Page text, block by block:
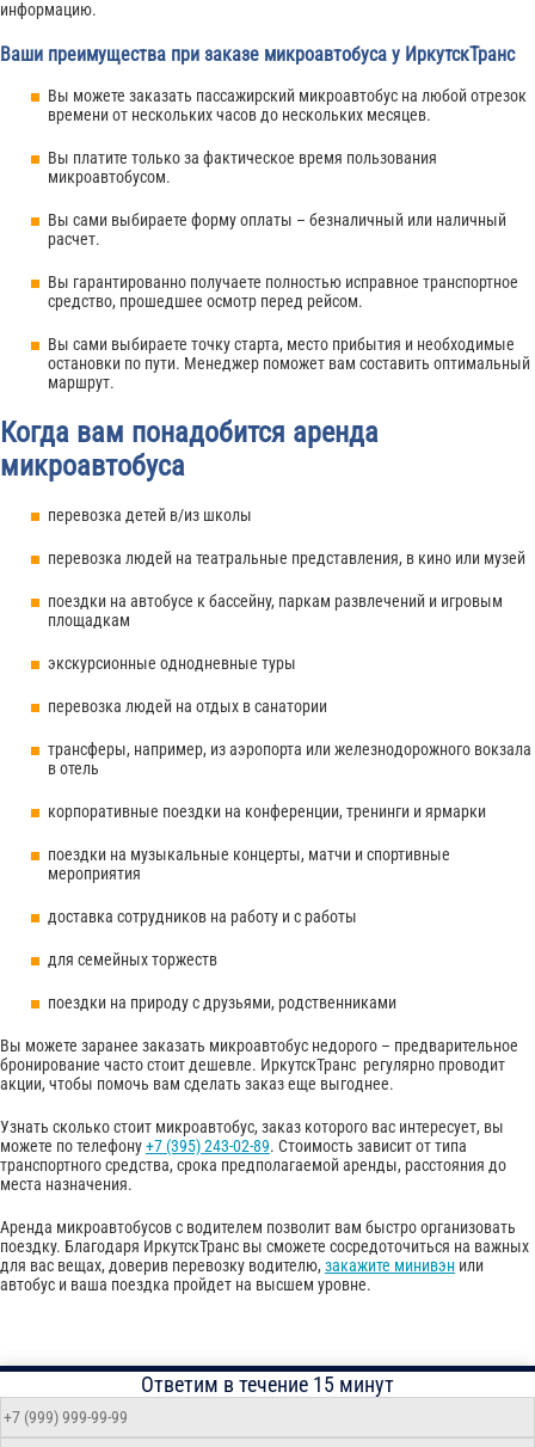
информацию.
Ваши преимущества при заказе микроавтобуса у ИркутскТранс
Вы можете заказать пассажирский микроавтобус на любой отрезок
времени от нескольких часов до нескольких месяцев.
Вы платите только за фактическое время пользования
микроавтобусом.
Вы сами выбираете форму оплаты – безналичный или наличный
расчет.
Вы гарантированно получаете полностью исправное транспортное
средство, прошедшее осмотр перед рейсом.
Вы сами выбираете точку старта, место прибытия и необходимые
остановки по пути. Менеджер поможет вам составить оптимальный
маршрут.
Когда вам понадобится аренда
микроавтобуса
перевозка детей в/из школы
перевозка людей на театральные представления, в кино или музей
поездки на автобусе к бассейну, паркам развлечений и игровым
площадкам
экскурсионные однодневные туры
перевозка людей на отдых в санатории
трансферы, например, из аэропорта или железнодорожного вокзала
в отель
корпоративные поездки на конференции, тренинги и ярмарки
поездки на музыкальные концерты, матчи и спортивные
мероприятия
доставка сотрудников на работу и с работы
для семейных торжеств
поездки на природу с друзьями, родственниками
Вы можете заранее заказать микроавтобус недорого – предварительное
бронирование часто стоит дешевле. ИркутскТранс регулярно проводит
акции, чтобы помочь вам сделать заказ еще выгоднее.
Узнать сколько стоит микроавтобус, заказ которого вас интересует, вы
можете по телефону+7 (395) 243-02-89. Стоимость зависит от типа
транспортного средства, срока предполагаемой аренды, расстояния до
места назначения.
Аренда микроавтобусов с водителем позволит вам быстро организовать
поездку. Благодаря ИркутскТранс вы сможете сосредоточиться на важных
для вас вещах, доверив перевозку водителю, закажите минивэн или
автобус и ваша поездка пройдет на высшем уровне.
Ответим в течение 15 минут